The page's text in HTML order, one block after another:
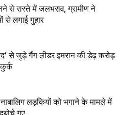
से रास्ते में जलभराव, ग्रामीण ने
से लगाई गुहार
से जुड़े गैंग लीडर इमरान की डेढ़ करोड़
नाबालिग लड़कियों को भगाने के मामले में
गए